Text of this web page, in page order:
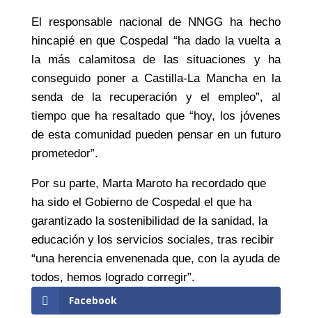
El responsable nacional de NNGG ha hecho
hincapié en que Cospedal “ha dado la vuelta a
la más calamitosa de las situaciones y ha
conseguido poner a Castilla-La Mancha en la
senda de la recuperación y el empleo”, al
tiempo que ha resaltado que “hoy, los jóvenes
de esta comunidad pueden pensar en un futuro
prometedor”.
Por su parte, Marta Maroto ha recordado que
ha sido el Gobierno de Cospedal el que ha
garantizado la sostenibilidad de la sanidad, la
educación y los servicios sociales, tras recibir
“una herencia envenenada que, con la ayuda de
todos, hemos logrado corregir”.
Facebook